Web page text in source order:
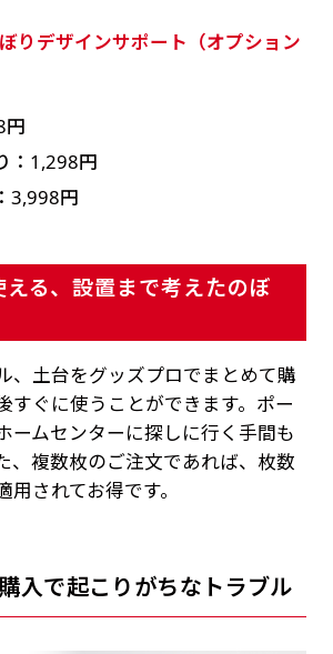
りデザインサポート（オプション
円
：1,298円
3,998円
る、設置まで考えたのぼ
、土台をグッズプロでまとめて購
すぐに使うことができます。ポー
ームセンターに探しに行く手間も
、複数枚のご注文であれば、枚数
されてお得です。
入で起こりがちなトラブル